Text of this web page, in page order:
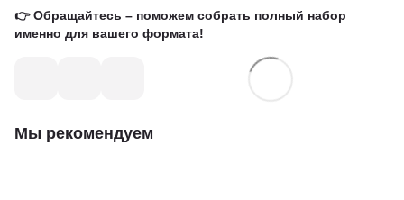
👉 Обращайтесь – поможем собрать полный набор
именно для вашего формата!
Мы рекомендуем